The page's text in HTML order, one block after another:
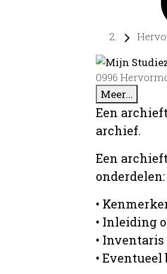
0996
Meer...
Een
archief.
Een
onderdelen:
•
• Inleiding
•
•